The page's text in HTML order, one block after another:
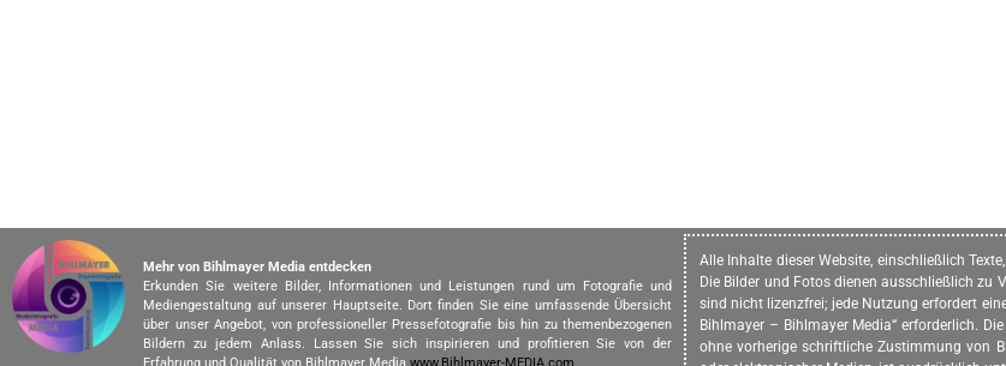
Mehr von Bihlmayer Media entdecken
Erkunden Sie weitere Bilder, Informationen und Leistungen rund um Fotografie und
Mediengestaltung auf unserer Hauptseite. Dort finden Sie eine umfassende Übersicht
über unser Angebot, von professioneller Pressefotografie bis hin zu themenbezogenen
Bildern zu jedem Anlass. Lassen Sie sich inspirieren und profitieren Sie von der
Erfahrung und Qualität von Bihlmayer Media.www.Bihlmayer-MEDIA.com
Alle Inhalte dieser Website, einschließlich
Die Bilder und Fotos dienen ausschließlich zu
sind nicht lizenzfrei; jede Nutzung erfordert
Bihlmayer – Bihlmayer Media“ erforderlich.
ohne vorherige schriftliche Zustimmung von